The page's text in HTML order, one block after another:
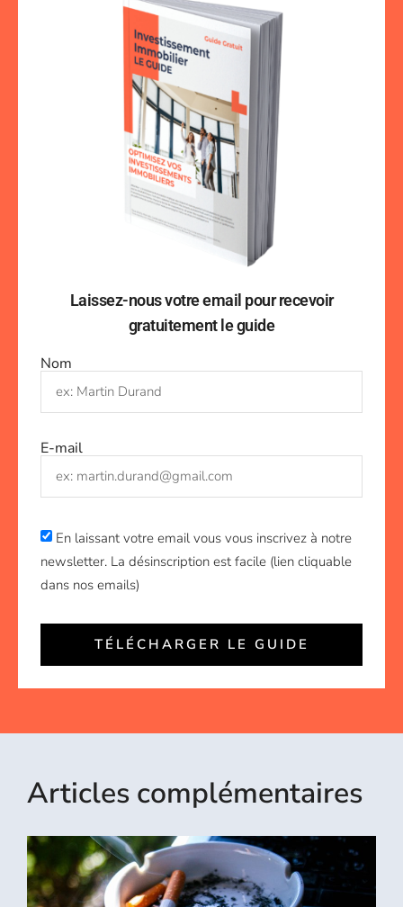
Laissez-nous votre email pour recevoir
gratuitement le guide
Nom
E-mail
En laissant votre email vous vous inscrivez à notre
newsletter. La désinscription est facile (lien cliquable
dans nos emails)
TÉLÉCHARGER LE GUIDE
Articles complémentaires